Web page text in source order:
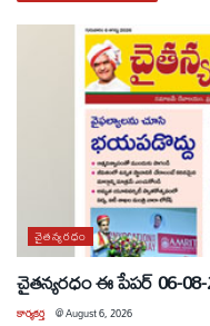
చైతన్యరధం
చైతన్యరధం ఈ పేపర్ 06-08-
కార్యకర్త @August 6, 2026